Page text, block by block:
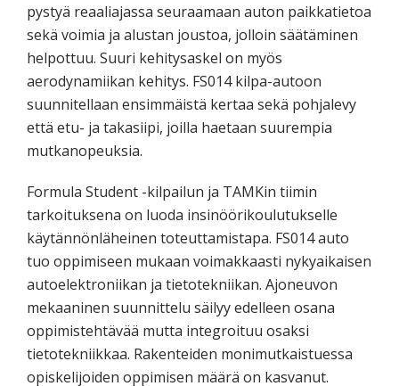
pystyä reaaliajassa seuraamaan auton paikkatietoa
sekä voimia ja alustan joustoa, jolloin säätäminen
helpottuu. Suuri kehitysaskel on myös
aerodynamiikan kehitys. FS014 kilpa-autoon
suunnitellaan ensimmäistä kertaa sekä pohjalevy
että etu- ja takasiipi, joilla haetaan suurempia
mutkanopeuksia.
Formula Student -kilpailun ja TAMKin tiimin
tarkoituksena on luoda insinöörikoulutukselle
käytännönläheinen toteuttamistapa. FS014 auto
tuo oppimiseen mukaan voimakkaasti nykyaikaisen
autoelektroniikan ja tietotekniikan. Ajoneuvon
mekaaninen suunnittelu säilyy edelleen osana
oppimistehtävää mutta integroituu osaksi
tietotekniikkaa. Rakenteiden monimutkaistuessa
opiskelijoiden oppimisen määrä on kasvanut.